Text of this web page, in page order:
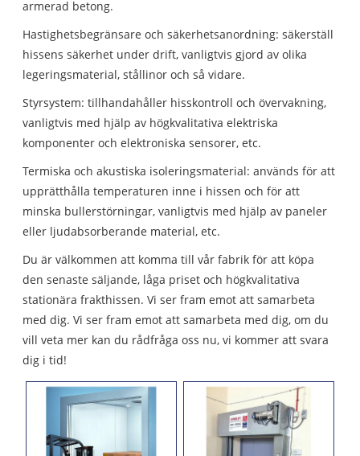
armerad betong.
Hastighetsbegränsare och säkerhetsanordning: säkerställ
hissens säkerhet under drift, vanligtvis gjord av olika
legeringsmaterial, stållinor och så vidare.
Styrsystem: tillhandahåller hisskontroll och övervakning,
vanligtvis med hjälp av högkvalitativa elektriska
komponenter och elektroniska sensorer, etc.
Termiska och akustiska isoleringsmaterial: används för att
upprätthålla temperaturen inne i hissen och för att
minska bullerstörningar, vanligtvis med hjälp av paneler
eller ljudabsorberande material, etc.
Du är välkommen att komma till vår fabrik för att köpa
den senaste säljande, låga priset och högkvalitativa
stationära frakthissen. Vi ser fram emot att samarbeta
med dig. Vi ser fram emot att samarbeta med dig, om du
vill veta mer kan du rådfråga oss nu, vi kommer att svara
dig i tid!